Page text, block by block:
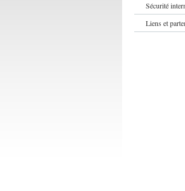
Sécurité
Liens et